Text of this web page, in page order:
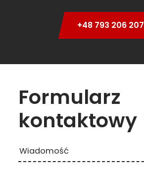
+48 793 206 207
Formularz
kontaktowy
Wiadomość